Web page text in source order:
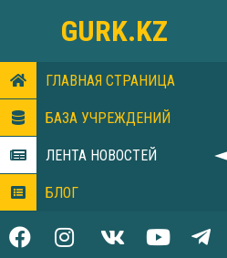
GURK.KZ
ГЛАВНАЯ СТРАНИЦА
БАЗА УЧРЕЖДЕНИЙ
ЛЕНТА НОВОСТЕЙ
БЛОГ